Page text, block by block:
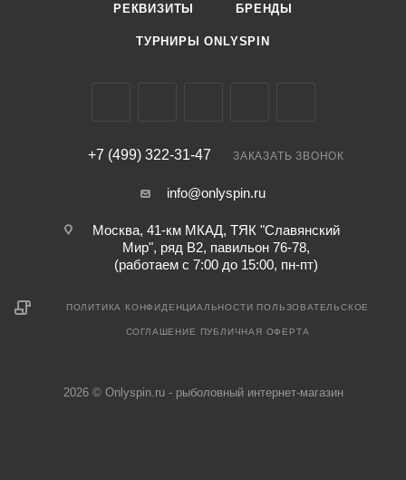
РЕКВИЗИТЫ БРЕНДЫ
ТУРНИРЫ ONLYSPIN
+7 (499) 322-31-47 ЗАКАЗАТЬ ЗВОНОК
info@onlyspin.ru
Москва, 41-км МКАД, ТЯК "Славянский
Мир", ряд В2, павильон 76-78,
(работаем с 7:00 до 15:00, пн-пт)
ПОЛИТИКА КОНФИДЕНЦИАЛЬНОСТИ ПОЛЬЗОВАТЕЛЬСКОЕ
СОГЛАШЕНИЕ ПУБЛИЧНАЯ ОФЕРТА
2026 © Onlyspin.ru - рыболовный интернет-магазин